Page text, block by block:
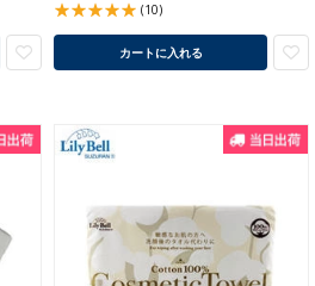
(10)
カートに入れる